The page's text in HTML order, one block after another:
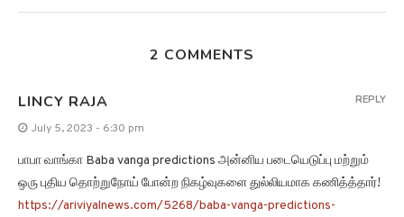
2 COMMENTS
LINCY RAJA
July 5, 2023 - 6:30 pm
பாபா வாங்கா Baba vanga predictions அன்னிய படையெடுப்பு மற்றும்
ஒரு புதிய தொற்றுநோய் போன்ற நிகழ்வுகளை துல்லியமாக கணித்த்தார்!
https://ariviyalnews.com/5268/baba-vanga-predictions-
REPLY